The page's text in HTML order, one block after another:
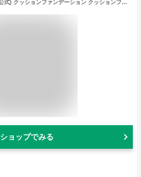
HARIAS ハリアス (公式) クッションファンデーション クッションファンデ SPF50+ ナイアシンアミド 医薬部外品 美容液 ファンデーション 人気ランキング (オークル)
ショップでみる